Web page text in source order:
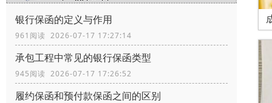
银行保函的定义与作用
961阅读 2026-07-17 17:27:14
承包工程中常见的银行保函类型
945阅读 2026-07-17 17:26:52
履约保函和预付款保函之间的区别